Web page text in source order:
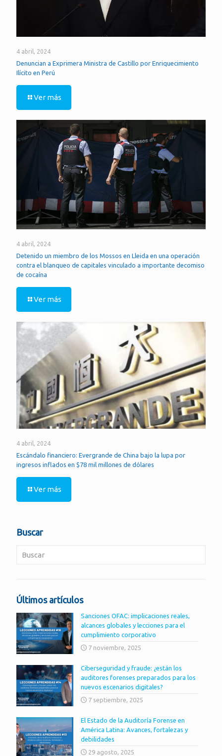
4 abril, 2024
Denuncian a Exprimera Ministra de Castillo por Enriquecimiento
Ilícito en Perú
Ver más
4 abril, 2024
Detenido un miembro de los Mossos en Lleida en una operación
contra el blanqueo de capitales vinculado a importante decomiso
de cocaína
Ver más
4 abril, 2024
Escándalo financiero: Evergrande de China bajo la lupa por
ingresos inflados en $78 mil millones de dólares
Ver más
Buscar
Últimos artículos
Sanciones OFAC: implicaciones reales,
alcances globales y lecciones para el
cumplimiento corporativo
7 noviembre, 2025
Ciberseguridad y fraude: ¿están los
auditores forenses preparados para los
nuevos escenarios digitales?
7 septiembre, 2025
El Estado de la Auditoría Forense en
América Latina: Avances, fortalezas y
debilidades
29 agosto, 2025